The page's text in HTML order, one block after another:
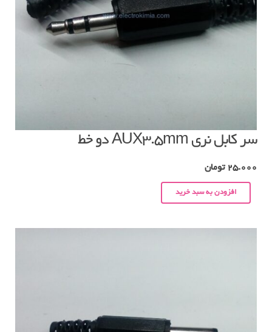
سر کابل نری AUX3.5mm دو خط
25.000 تومان
افزودن به سبد خرید